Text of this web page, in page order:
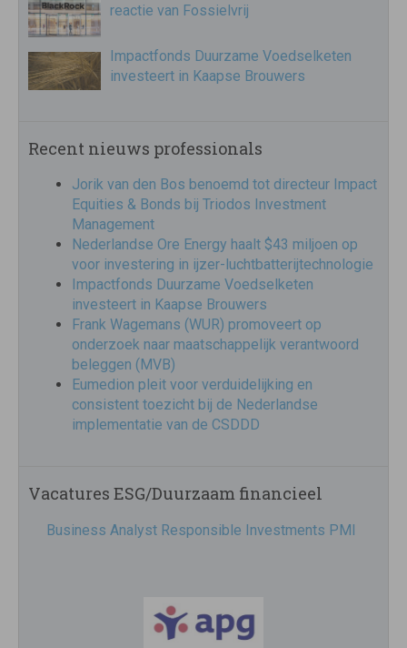
reactie van Fossielvrij
Impactfonds Duurzame Voedselketen
investeert in Kaapse Brouwers
Recent nieuws professionals
Jorik van den Bos benoemd tot directeur Impact
Equities & Bonds bij Triodos Investment
Management
Nederlandse Ore Energy haalt $43 miljoen op
voor investering in ijzer-luchtbatterijtechnologie
Impactfonds Duurzame Voedselketen
investeert in Kaapse Brouwers
Frank Wagemans (WUR) promoveert op
onderzoek naar maatschappelijk verantwoord
beleggen (MVB)
Eumedion pleit voor verduidelijking en
consistent toezicht bij de Nederlandse
implementatie van de CSDDD
Vacatures ESG/Duurzaam financieel
Business Analyst Responsible Investments PMI